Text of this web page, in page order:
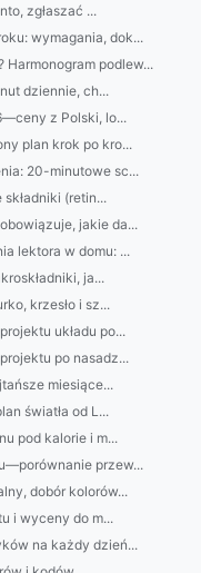
zgłaszać ...
wymagania, dok...
podlew...
dziennie, ch...
z Polski, lo...
plan krok po kro...
20-minutowe sc...
(retin...
jakie da...
lektora w domu: ...
ja...
krzesło i sz...
układu po...
po nasadz...
miesiące...
światła od L...
pod kalorie i m...
przew...
dobór kolorów...
i wyceny do m...
na każdy dzień...